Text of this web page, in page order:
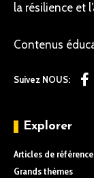
la résilience et
Contenus
Suivez NOUS:
Explorer
Articles de référence
Grands thèmes